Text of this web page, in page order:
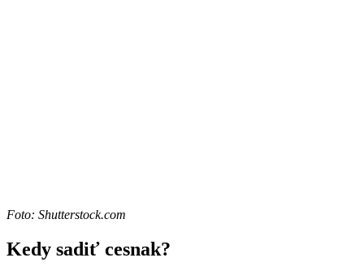
Foto: Shutterstock.com
Kedy sadiť cesnak?